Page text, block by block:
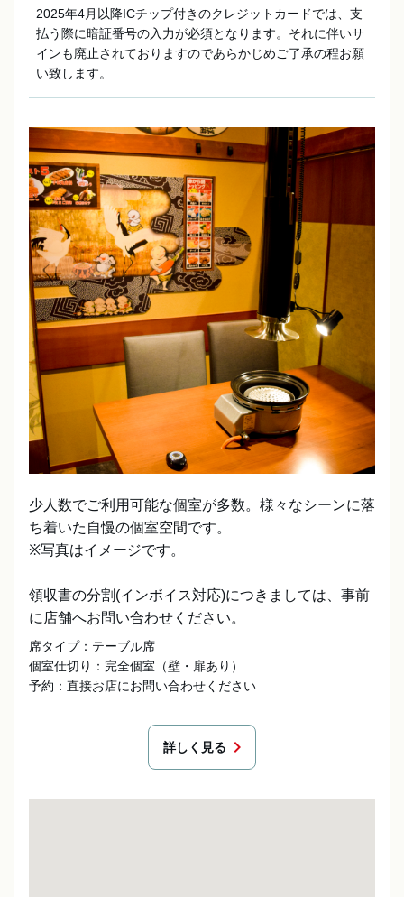
2025年4月以降ICチップ付きのクレジットカードでは、支
払う際に暗証番号の入力が必須となります。それに伴いサ
インも廃止されておりますのであらかじめご了承の程お願
い致します。
少人数でご利用可能な個室が多数。様々なシーンに落
ち着いた自慢の個室空間です。
※写真はイメージです。
領収書の分割(インボイス対応)につきましては、事前
に店舗へお問い合わせください。
席タイプ：テーブル席
個室仕切り：完全個室（壁・扉あり）
予約：直接お店にお問い合わせください
詳しく見る chevron_right